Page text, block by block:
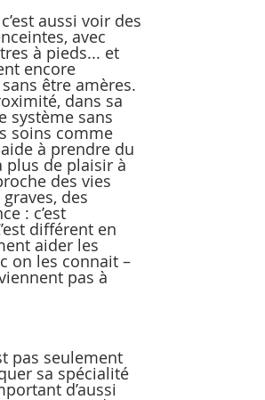
aussi voir des
avec
à pieds... et
encore
être amères.
dans sa
système sans
soins comme
à prendre du
plus de plaisir à
des vies
des
: c’est
différent en
aider les
on les connait –
pas à
pas seulement
sa spécialité
d’aussi